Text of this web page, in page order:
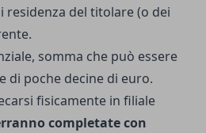
residenza del titolare (o dei
somma che può essere
di poche decine di euro.
fisicamente in filiale
completate con